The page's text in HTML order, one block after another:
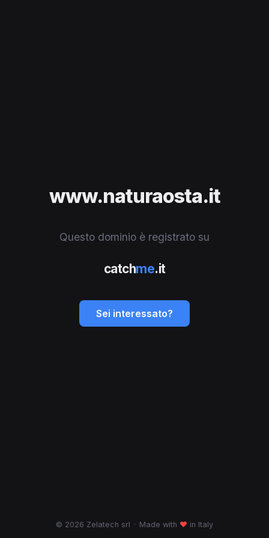
www.naturaosta.it
Questo dominio è registrato su
catchme.it
Sei interessato?
© 2026 Zelatech srl · Made with ♥ in Italy